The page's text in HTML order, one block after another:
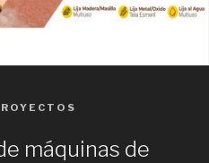
máquinas de